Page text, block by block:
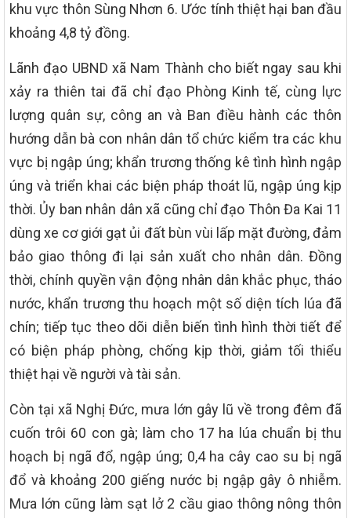
khu vực thôn Sùng Nhơn 6. Ước tính thiệt hại ban đầu
khoảng 4,8 tỷ đồng.
Lãnh đạo UBND xã Nam Thành cho biết ngay sau khi
xảy ra thiên tai đã chỉ đạo Phòng Kinh tế, cùng lực
lượng quân sự, công an và Ban điều hành các thôn
hướng dẫn bà con nhân dân tổ chức kiểm tra các khu
vực bị ngập úng; khẩn trương thống kê tình hình ngập
úng và triển khai các biện pháp thoát lũ, ngập úng kịp
thời. Ủy ban nhân dân xã cũng chỉ đạo Thôn Đa Kai 11
dùng xe cơ giới gạt ủi đất bùn vùi lấp mặt đường, đảm
bảo giao thông đi lại sản xuất cho nhân dân. Đồng
thời, chính quyền vận động nhân dân khắc phục, tháo
nước, khẩn trương thu hoạch một số diện tích lúa đã
chín; tiếp tục theo dõi diễn biến tình hình thời tiết để
có biện pháp phòng, chống kịp thời, giảm tối thiểu
thiệt hại về người và tài sản.
Còn tại xã Nghị Đức, mưa lớn gây lũ về trong đêm đã
cuốn trôi 60 con gà; làm cho 17 ha lúa chuẩn bị thu
hoạch bị ngã đổ, ngập úng; 0,4 ha cây cao su bị ngã
đổ và khoảng 200 giếng nước bị ngập gây ô nhiễm.
Mưa lớn cũng làm sạt lở 2 cầu giao thông nông thôn